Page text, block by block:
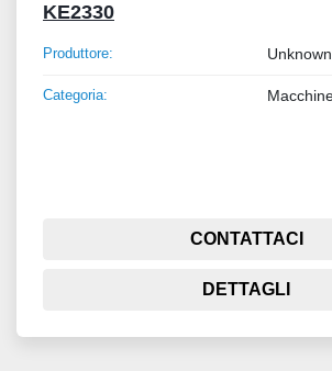
KE2330
Produttore: Unknown
Categoria:
CONTATTACI
DETTAGLI